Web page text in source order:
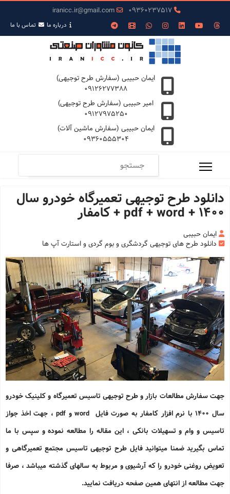
09360237517
iranicc.ir@gmail.com
درباره ما تمـاس با ما
ایمان حبیبی (سفارش طرح توجیهی)
09126277388
امیر حبیبی (سفارش طرح توجیهی)
09127975250
ایمان حبیبی (سفارش ماشین آلات)
09360555304
دانلود طرح توجیهی تعمیرگاه خودرو سال
1400 + pdf + word + کامفار
ایمان حبیبی
دانلود طرح های توجیهی گردشگری و بوم گردی و استارت آپ ها
جهت سفارش مطالعات بازار و طرح توجیهی تاسیس تعمیرگاه و کلینیک خودرو
سال 1400 با نرم افزار کامفار به صورت فایل word و pdf ، جهت اخذ جواز
تاسیس و وام و تسهیلات بانکی ، این مقاله را مطالعه نموده و سپس با ما
تماس بگیرید ضمنا میتوانید فایل طرح توجیهی تاسیس مجتمع تعمیرگاهی و
تعویض روغنی خودرو را که آرشیوی و مربوط به سالهای گذشته میباشد ، صرفا
جهت مطالعه از انتهای همین صفحه دریافت نمایید.